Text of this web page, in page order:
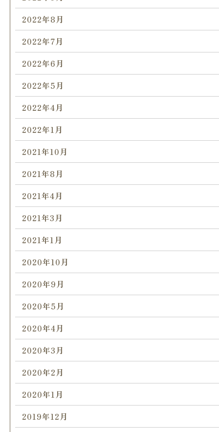
2022年8月
2022年7月
2022年6月
2022年5月
2022年4月
2022年1月
2021年10月
2021年8月
2021年4月
2021年3月
2021年1月
2020年10月
2020年9月
2020年5月
2020年4月
2020年3月
2020年2月
2020年1月
2019年12月